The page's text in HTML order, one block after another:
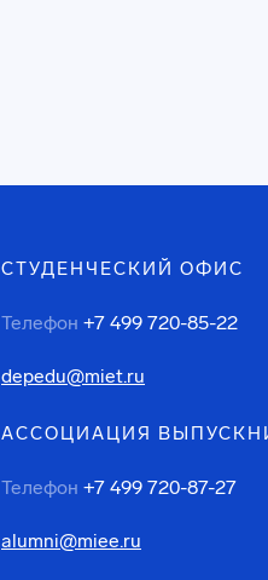
СТУДЕНЧЕСКИЙ ОФИС
Телефон +7 499 720-85-22
depedu@miet.ru
АССОЦИАЦИЯ
Телефон +7 499 720-87-27
alumni@miee.ru